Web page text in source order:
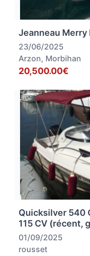
Jeanneau
23/06/2025
Arzon, Morbihan
20,500.00€
Quicksilver 540
115 CV (récent,
01/09/2025
rousset